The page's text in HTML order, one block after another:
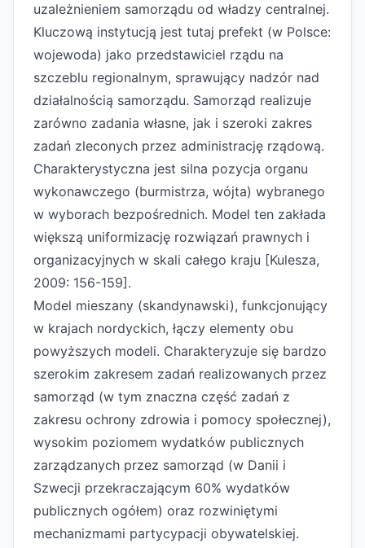
uzależnieniem samorządu od władzy centralnej.
Kluczową instytucją jest tutaj prefekt (w Polsce:
wojewoda) jako przedstawiciel rządu na
szczeblu regionalnym, sprawujący nadzór nad
działalnością samorządu. Samorząd realizuje
zarówno zadania własne, jak i szeroki zakres
zadań zleconych przez administrację rządową.
Charakterystyczna jest silna pozycja organu
wykonawczego (burmistrza, wójta) wybranego
w wyborach bezpośrednich. Model ten zakłada
większą uniformizację rozwiązań prawnych i
organizacyjnych w skali całego kraju [Kulesza,
2009: 156-159].
Model mieszany (skandynawski), funkcjonujący
w krajach nordyckich, łączy elementy obu
powyższych modeli. Charakteryzuje się bardzo
szerokim zakresem zadań realizowanych przez
samorząd (w tym znaczna część zadań z
zakresu ochrony zdrowia i pomocy społecznej),
wysokim poziomem wydatków publicznych
zarządzanych przez samorząd (w Danii i
Szwecji przekraczającym 60% wydatków
publicznych ogółem) oraz rozwiniętymi
mechanizmami partycypacji obywatelskiej.